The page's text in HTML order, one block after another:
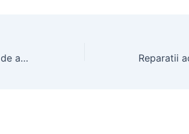
Forarea manuală a puturilor de apă în domeniul foraje puturi